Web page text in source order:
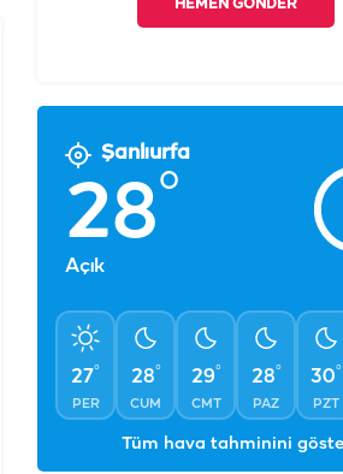
28
Açık
27 °
Tüm hava tahminini göster